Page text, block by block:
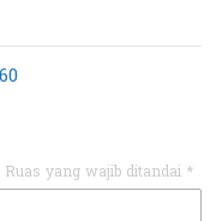
Ruas yang wajib ditandai *